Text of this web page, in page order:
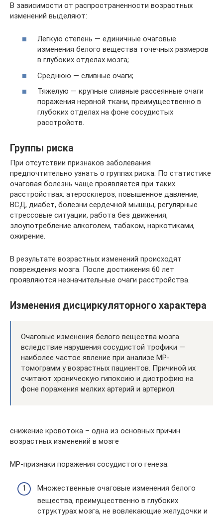
В зависимости от распространенности возрастных
изменений выделяют:
Легкую степень — единичные очаговые
изменения белого вещества точечных размеров
в глубоких отделах мозга;
Среднюю — сливные очаги;
Тяжелую — крупные сливные рассеянные очаги
поражения нервной ткани, преимущественно в
глубоких отделах на фоне сосудистых
расстройств.
Группы риска
При отсутствии признаков заболевания
предпочтительно узнать о группах риска. По статистике
очаговая болезнь чаще проявляется при таких
расстройствах: атеросклероз, повышенное давление,
ВСД, диабет, болезни сердечной мышцы, регулярные
стрессовые ситуации, работа без движения,
злоупотребление алкоголем, табаком, наркотиками,
ожирение.
В результате возрастных изменений происходят
повреждения мозга. После достижения 60 лет
проявляются незначительные очаги расстройства.
Изменения дисциркуляторного характера
Очаговые изменения белого вещества мозга
вследствие нарушения сосудистой трофики —
наиболее частое явление при анализе МР-
томограмм у возрастных пациентов. Причиной их
считают хроническую гипоксию и дистрофию на
фоне поражения мелких артерий и артериол.
снижение кровотока – одна из основных причин
возрастных изменений в мозге
МР-признаки поражения сосудистого генеза:
Множественные очаговые изменения белого
вещества, преимущественно в глубоких
структурах мозга, не вовлекающие желудочки и